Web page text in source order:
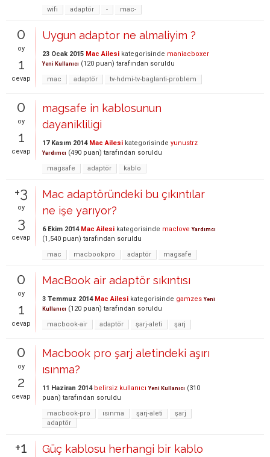
wifi
adaptör - mac-
0
oy
1
cevap
Uygun adaptor ne almaliyim ?
23 Ocak 2015 Mac Ailesi kategorisinde maniacboxer
Yeni Kullanıcı (120 puan) tarafından soruldu
mac
adaptör tv-hdmi-tv-baglanti-problem
0
oy
1
cevap
magsafe in kablosunun
dayanikliligi
17 Kasım 2014 Mac Ailesi kategorisinde yunustrz
Yardımcı (490 puan) tarafından soruldu
magsafe
adaptör kablo
+3
oy
3
cevap
Mac adaptöründeki bu çıkıntılar
ne işe yarıyor?
6 Ekim 2014 Mac Ailesi kategorisinde maclove Yardımcı
(1,540 puan) tarafından soruldu
mac
macbookpro adaptör magsafe
0
oy
1
cevap
MacBook air adaptör sıkıntısı
3 Temmuz 2014 Mac Ailesi kategorisinde gamzes Yeni
Kullanıcı (120 puan) tarafından soruldu
macbook-air
adaptör şarj-aleti şarj
0
oy
2
cevap
Macbook pro şarj aletindeki aşırı
ısınma?
11 Haziran 2014 belirsiz kullanıcı Yeni Kullanıcı (310
puan) tarafından soruldu
macbook-pro
ısınma şarj-aleti
şarj
adaptör
+1
Güç kablosu herhangi bir kablo